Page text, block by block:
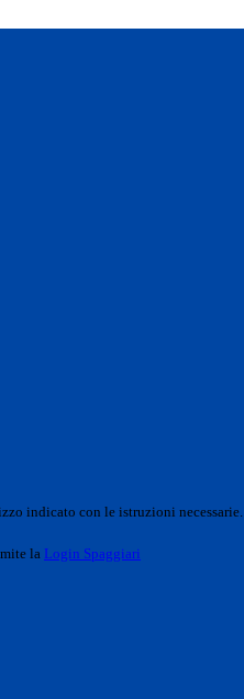
indicato con le istruzioni necessarie.
la Login Spaggiari